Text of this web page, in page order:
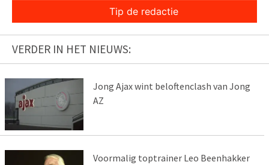
Tip de redactie
VERDER IN HET NIEUWS:
Jong Ajax wint beloftenclash van Jong
AZ
Voormalig toptrainer Leo Beenhakker